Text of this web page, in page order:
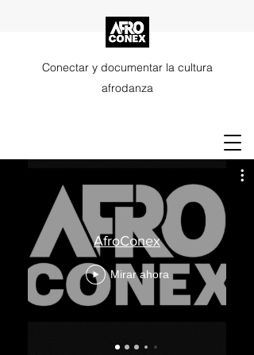
Conectar y documentar la cultura
afrodanza
AfroConex
Mirar ahora